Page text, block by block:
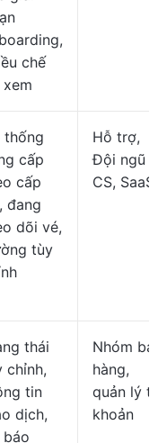
chế
thống
cấp
cấp
đang
dõi vé,
tùy
Hỗ trợ,
Đội ngũ
CS, SaaS
thái
chỉnh,
tin
dịch,
Nhóm bán
hàng,
quản lý tài
khoản